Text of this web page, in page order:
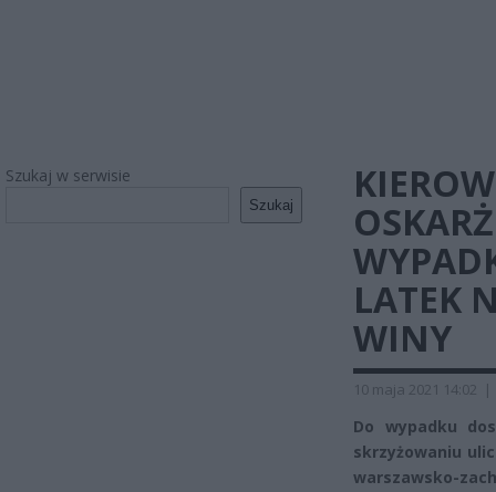
Szukaj w serwisie
Szukaj
LATEK
WINY
10 maja 2021 14:02 |
Do wypadku
skrzyżowaniu
warszawsko-